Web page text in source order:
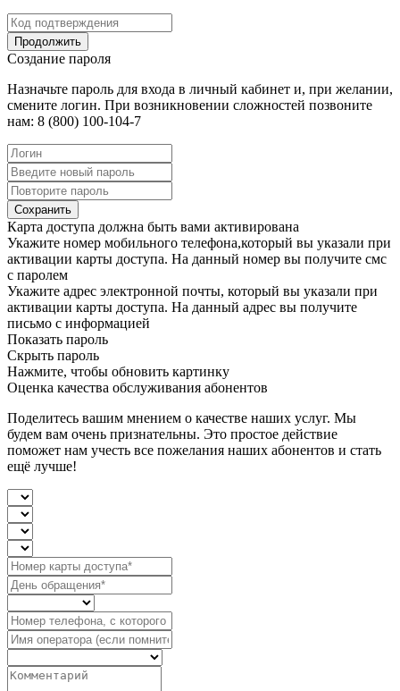
Продолжить
Создание пароля
Назначьте пароль для входа в личный кабинет и, при желании,
смените логин. При возникновении сложностей позвоните
нам: 8 (800) 100-104-7
Сохранить
Карта доступа должна быть вами активирована
Укажите номер мобильного телефона,который вы указали при
активации карты доступа. На данный номер вы получите смс
с паролем
Укажите адрес электронной почты, который вы указали при
активации карты доступа. На данный адрес вы получите
письмо с информацией
Показать пароль
Скрыть пароль
Нажмите, чтобы обновить картинку
Оценка качества обслуживания абонентов
Поделитесь вашим мнением о качестве наших услуг. Мы
будем вам очень признательны. Это простое действие
поможет нам учесть все пожелания наших абонентов и стать
ещё лучше!